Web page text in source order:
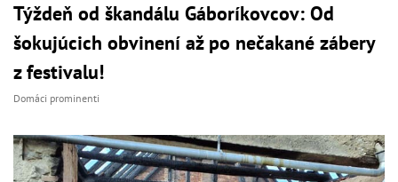
Týždeň od škandálu Gáboríkovcov: Od
šokujúcich obvinení až po nečakané zábery
z festivalu!
Domáci prominenti